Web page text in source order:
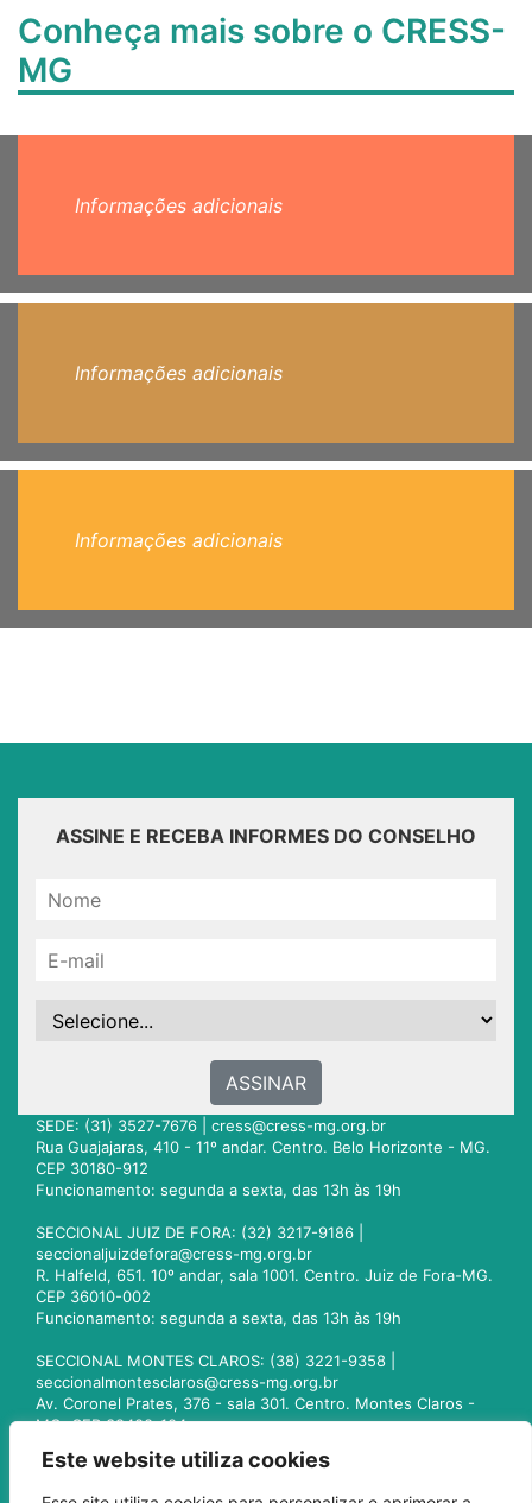
Este website utiliza cookies
Conheça mais sobre o CRESS-
MG
Informações adicionais
Informações adicionais
Informações adicionais
ASSINE E RECEBA INFORMES DO CONSELHO
ASSINAR
SEDE: (31) 3527-7676 | cress@cress-mg.org.br
Rua Guajajaras, 410 - 11º andar. Centro. Belo Horizonte - MG.
CEP 30180-912
Funcionamento: segunda a sexta, das 13h às 19h
SECCIONAL JUIZ DE FORA: (32) 3217-9186 |
seccionaljuizdefora@cress-mg.org.br
R. Halfeld, 651. 10º andar, sala 1001. Centro. Juiz de Fora-MG.
CEP 36010-002
Funcionamento: segunda a sexta, das 13h às 19h
SECCIONAL MONTES CLAROS: (38) 3221-9358 |
seccionalmontesclaros@cress-mg.org.br
Av. Coronel Prates, 376 - sala 301. Centro. Montes Claros -
MG. CEP 39400-104